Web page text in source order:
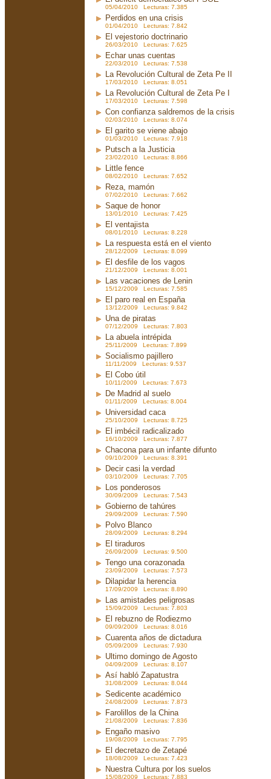
05/04/2010 Lecturas: 7.385
Perdidos en una crisis
01/04/2010 Lecturas: 7.842
El vejestorio doctrinario
26/03/2010 Lecturas: 7.625
Echar unas cuentas
22/03/2010 Lecturas: 7.538
La Revolución Cultural de Zeta Pe II
17/03/2010 Lecturas: 8.051
La Revolución Cultural de Zeta Pe I
17/03/2010 Lecturas: 7.598
Con confianza saldremos de la crisis
02/03/2010 Lecturas: 8.074
El garito se viene abajo
01/03/2010 Lecturas: 7.918
Putsch a la Justicia
23/02/2010 Lecturas: 8.866
Little fence
08/02/2010 Lecturas: 7.652
Reza, mamón
07/02/2010 Lecturas: 7.662
Saque de honor
13/01/2010 Lecturas: 7.425
El ventajista
08/01/2010 Lecturas: 8.228
La respuesta está en el viento
28/12/2009 Lecturas: 8.099
El desfile de los vagos
21/12/2009 Lecturas: 8.001
Las vacaciones de Lenin
15/12/2009 Lecturas: 7.585
El paro real en España
13/12/2009 Lecturas: 9.842
Una de piratas
07/12/2009 Lecturas: 7.803
La abuela intrépida
25/11/2009 Lecturas: 7.899
Socialismo pajillero
11/11/2009 Lecturas: 9.537
El Cobo útil
10/11/2009 Lecturas: 7.673
De Madrid al suelo
01/11/2009 Lecturas: 8.004
Universidad caca
25/10/2009 Lecturas: 8.725
El imbécil radicalizado
16/10/2009 Lecturas: 7.877
Chacona para un infante difunto
09/10/2009 Lecturas: 8.391
Decir casi la verdad
03/10/2009 Lecturas: 7.705
Los ponderosos
30/09/2009 Lecturas: 7.543
Gobierno de tahúres
29/09/2009 Lecturas: 7.590
Polvo Blanco
28/09/2009 Lecturas: 8.294
El tiraduros
26/09/2009 Lecturas: 9.500
Tengo una corazonada
23/09/2009 Lecturas: 7.573
Dilapidar la herencia
17/09/2009 Lecturas: 8.890
Las amistades peligrosas
15/09/2009 Lecturas: 7.803
El rebuzno de Rodiezmo
09/09/2009 Lecturas: 8.016
Cuarenta años de dictadura
05/09/2009 Lecturas: 7.930
Ultimo domingo de Agosto
04/09/2009 Lecturas: 8.107
Así habló Zapatustra
31/08/2009 Lecturas: 8.044
Sedicente académico
24/08/2009 Lecturas: 7.873
Farolillos de la China
21/08/2009 Lecturas: 7.836
Engaño masivo
19/08/2009 Lecturas: 7.795
El decretazo de Zetapé
18/08/2009 Lecturas: 7.423
Nuestra Cultura por los suelos
15/08/2009 Lecturas: 7.883